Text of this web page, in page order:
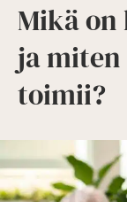
Mikä
ja
toimii?